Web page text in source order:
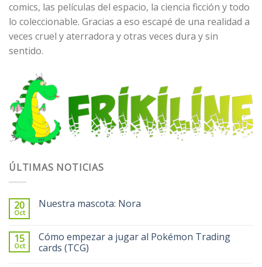
comics, las películas del espacio, la ciencia ficción y todo
lo coleccionable. Gracias a eso escapé de una realidad a
veces cruel y aterradora y otras veces dura y sin
sentido.
ÚLTIMAS NOTICIAS
20
Oct
Nuestra mascota: Nora
15
Oct
Cómo empezar a jugar al Pokémon Trading
cards (TCG)